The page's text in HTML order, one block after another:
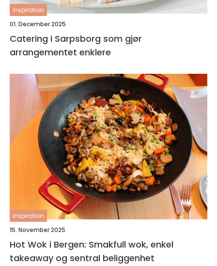
inspiration
01. December 2025
Catering i Sarpsborg som gjør
arrangementet enklere
inspiration
15. November 2025
Hot Wok i Bergen: Smakfull wok, enkel
takeaway og sentral beliggenhet